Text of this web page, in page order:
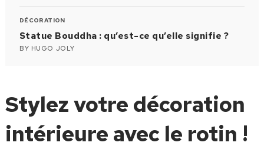
DÉCORATION
Statue Bouddha : qu’est-ce qu’elle signifie ?
BY HUGO JOLY
Stylez votre décoration
intérieure avec le rotin !